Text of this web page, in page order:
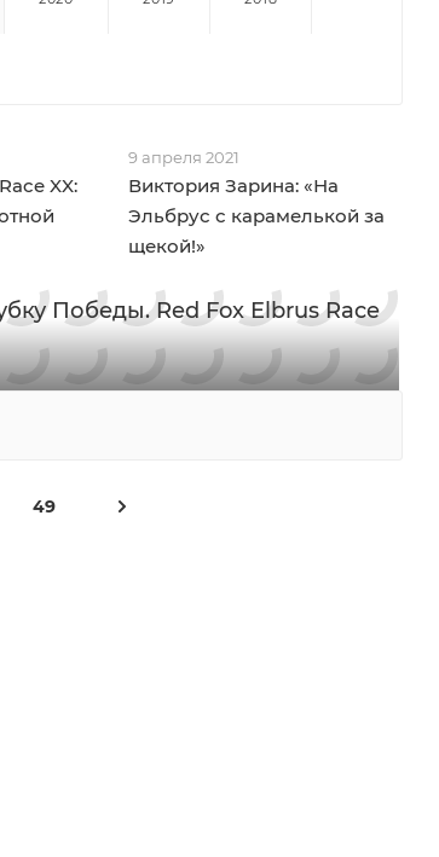
XX:
9 апреля 2021
Виктория Зарина: «На
Эльбрус с карамелькой за
щекой!»
Победы. Red Fox Elbrus Race
49